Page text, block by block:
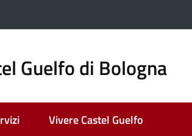
Guelfo di Bologna
Vivere Castel Guelfo